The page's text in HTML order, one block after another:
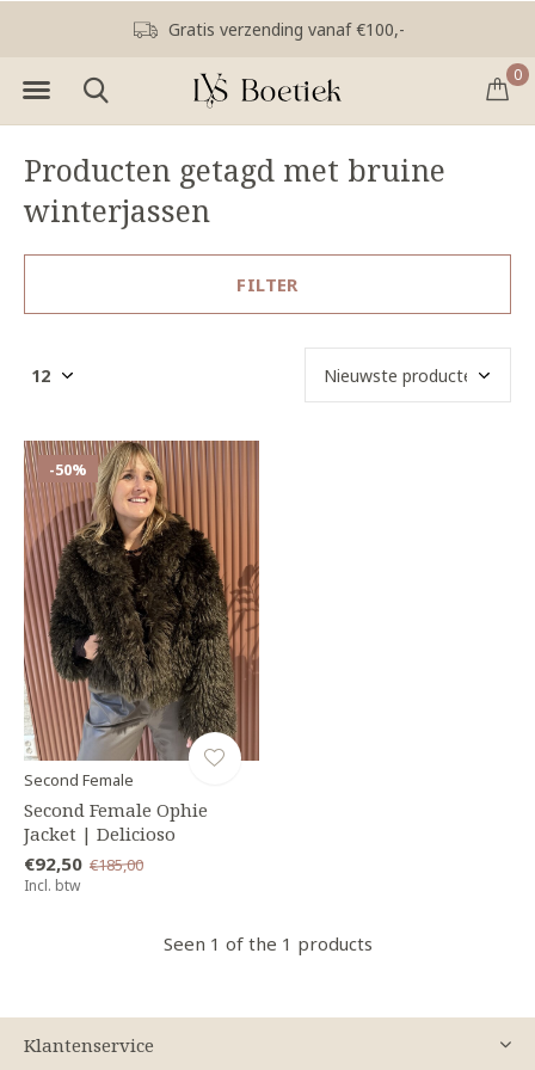
0
Gratis verzending vanaf €100,-
Producten getagd met bruine
winterjassen
FILTER
-50%
Second Female
Second Female Ophie
Jacket | Delicioso
€92,50 €185,00
Incl. btw
Seen 1 of the 1 products
Klantenservice